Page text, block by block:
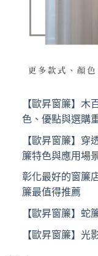
【歐昇窗簾】木
色、優點與選購
【歐昇窗簾】穿
簾特色與應用場
彰化最好的窗簾
簾最值得推薦
【歐昇窗簾】蛇
【歐昇窗簾】光